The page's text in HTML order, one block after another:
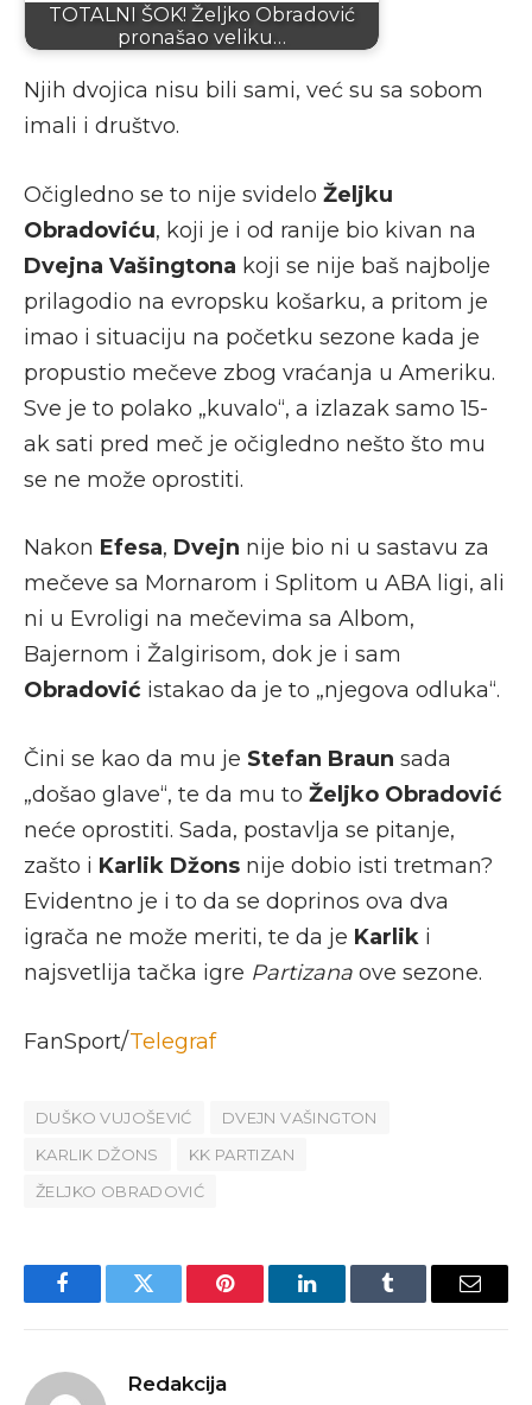
TOTALNI ŠOK! Željko Obradović
pronašao veliku…
Njih dvojica nisu bili sami, već su sa sobom
imali i društvo.
Očigledno se to nije svidelo Željku
Obradoviću, koji je i od ranije bio kivan na
Dvejna Vašingtona koji se nije baš najbolje
prilagodio na evropsku košarku, a pritom je
imao i situaciju na početku sezone kada je
propustio mečeve zbog vraćanja u Ameriku.
Sve je to polako „kuvalo“, a izlazak samo 15-
ak sati pred meč je očigledno nešto što mu
se ne može oprostiti.
Nakon Efesa, Dvejn nije bio ni u sastavu za
mečeve sa Mornarom i Splitom u ABA ligi, ali
ni u Evroligi na mečevima sa Albom,
Bajernom i Žalgirisom, dok je i sam
Obradović istakao da je to „njegova odluka“.
Čini se kao da mu je Stefan Braun sada
„došao glave“, te da mu to Željko Obradović
neće oprostiti. Sada, postavlja se pitanje,
zašto i Karlik Džons nije dobio isti tretman?
Evidentno je i to da se doprinos ova dva
igrača ne može meriti, te da je Karlik i
najsvetlija tačka igre Partizana ove sezone.
FanSport/Telegraf
DUŠKO VUJOŠEVIĆ
DVEJN VAŠINGTON
KARLIK DŽONS
KK PARTIZAN
ŽELJKO OBRADOVIĆ
FacebookTwitter Pinterest LinkedInTumblr Email
Redakcija